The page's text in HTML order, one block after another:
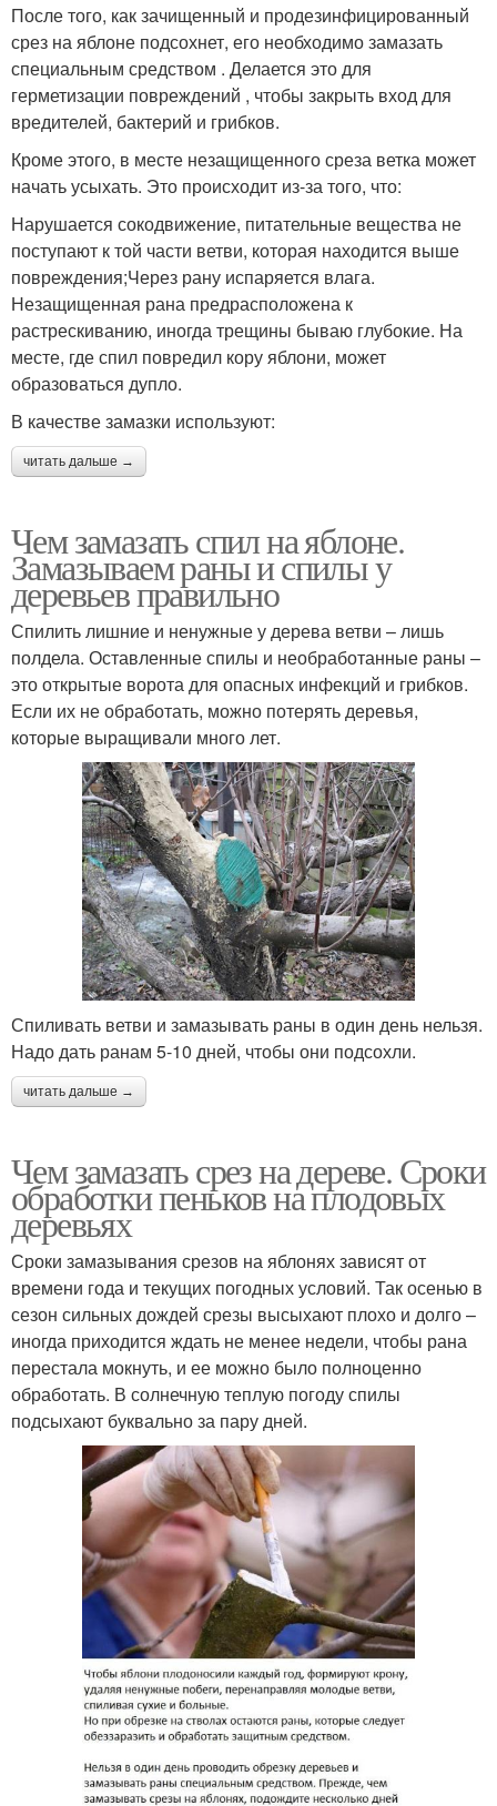
После того, как зачищенный и продезинфицированный
срез на яблоне подсохнет, его необходимо замазать
специальным средством . Делается это для
герметизации повреждений , чтобы закрыть вход для
вредителей, бактерий и грибков.
Кроме этого, в месте незащищенного среза ветка может
начать усыхать. Это происходит из-за того, что:
Нарушается сокодвижение, питательные вещества не
поступают к той части ветви, которая находится выше
повреждения;Через рану испаряется влага.
Незащищенная рана предрасположена к
растрескиванию, иногда трещины бываю глубокие. На
месте, где спил повредил кору яблони, может
образоваться дупло.
В качестве замазки используют:
читать дальше →
Чем замазать спил на яблоне.
Замазываем раны и спилы у
деревьев правильно
Спилить лишние и ненужные у дерева ветви – лишь
полдела. Оставленные спилы и необработанные раны –
это открытые ворота для опасных инфекций и грибков.
Если их не обработать, можно потерять деревья,
которые выращивали много лет.
Спиливать ветви и замазывать раны в один день нельзя.
Надо дать ранам 5-10 дней, чтобы они подсохли.
читать дальше →
Чем замазать срез на дереве. Сроки
обработки пеньков на плодовых
деревьях
Сроки замазывания срезов на яблонях зависят от
времени года и текущих погодных условий. Так осенью в
сезон сильных дождей срезы высыхают плохо и долго –
иногда приходится ждать не менее недели, чтобы рана
перестала мокнуть, и ее можно было полноценно
обработать. В солнечную теплую погоду спилы
подсыхают буквально за пару дней.